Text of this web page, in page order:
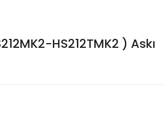
HS212TMK2 ) Askı